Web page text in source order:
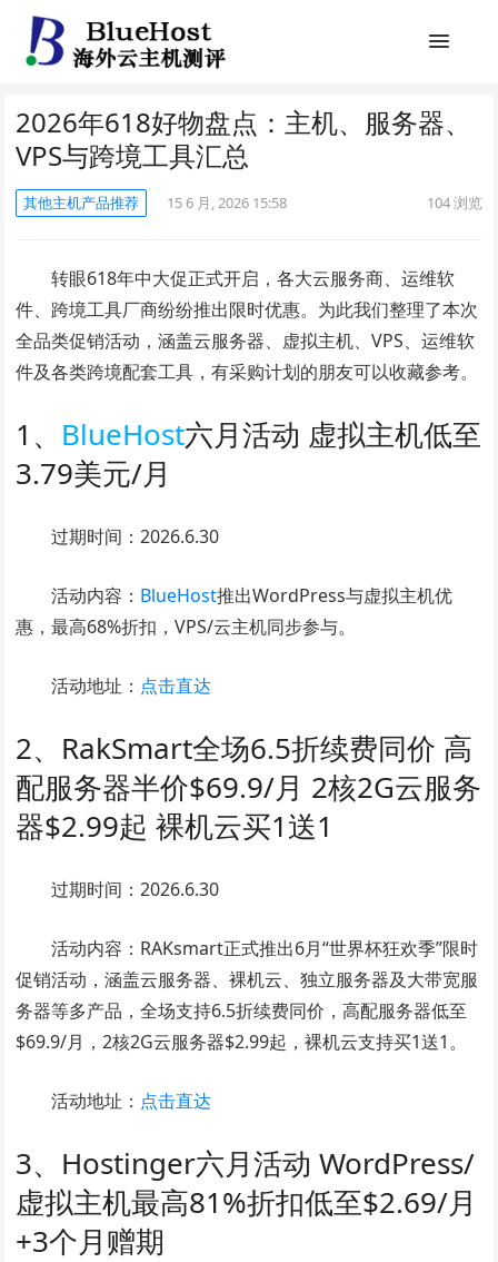
2026年618好物盘点：主机、服务器、
VPS与跨境工具汇总
其他主机产品推荐 15 6 月, 2026 15:58 104浏览
转眼618年中大促正式开启，各大云服务商、运维软
件、跨境工具厂商纷纷推出限时优惠。为此我们整理了本次
全品类促销活动，涵盖云服务器、虚拟主机、VPS、运维软
件及各类跨境配套工具，有采购计划的朋友可以收藏参考。
1、 BlueHost六月活动 虚拟主机低至
3.79美元/月
过期时间：2026.6.30
活动内容： BlueHost推出WordPress与虚拟主机优
惠，最高68%折扣，VPS/云主机同步参与。
活动地址： 点击直达
2、RakSmart全场6.5折续费同价 高
配服务器半价$69.9/月 2核2G云服务
器$2.99起 裸机云买1送1
过期时间：2026.6.30
活动内容：RAKsmart正式推出6月“世界杯狂欢季”限时
促销活动，涵盖云服务器、裸机云、独立服务器及大带宽服
务器等多产品，全场支持6.5折续费同价，高配服务器低至
$69.9/月，2核2G云服务器$2.99起，裸机云支持买1送1。
活动地址： 点击直达
3、Hostinger六月活动 WordPress/
虚拟主机最高81%折扣低至$2.69/月
+3个月赠期